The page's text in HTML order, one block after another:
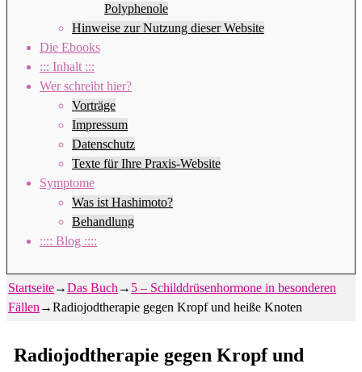
Polyphenole
Hinweise zur Nutzung dieser Website
Die Ebooks
::: Inhalt :::
Wer schreibt hier?
Vorträge
Impressum
Datenschutz
Texte für Ihre Praxis-Website
Symptome
Was ist Hashimoto?
Behandlung
:::: Blog ::::
Startseite→Das Buch → 5 – Schilddrüsenhormone in besonderen
Fällen →Radiojodtherapie gegen Kropf und heiße Knoten
Radiojodtherapie gegen Kropf und